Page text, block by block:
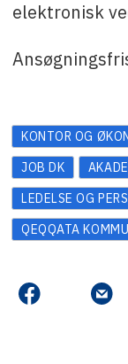
elektronisk
KONTOR OG
JOB DK
LEDELSE OG
QEQQATA